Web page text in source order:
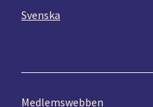
Svenska
Medlemswebben